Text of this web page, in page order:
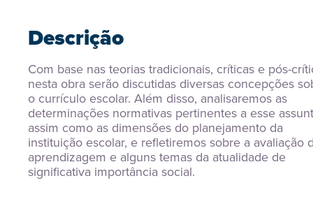
Descrição
Com base nas teorias tradicionais, críticas e pós-
nesta obra serão discutidas diversas concepções
o currículo escolar. Além disso, analisaremos as
determinações normativas pertinentes a esse
assim como as dimensões do planejamento da
instituição escolar, e refletiremos sobre a avaliação
aprendizagem e alguns temas da atualidade de
significativa importância social.